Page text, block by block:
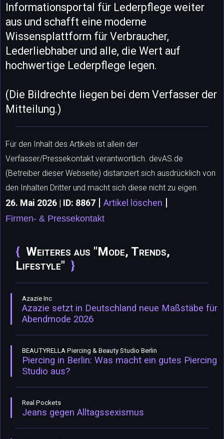
Informationsportal für Lederpflege weiter
aus und schafft eine moderne
Wissensplattform für Verbraucher,
Lederliebhaber und alle, die Wert auf
hochwertige Lederpflege legen.
(Die Bildrechte liegen bei dem Verfasser der
Mitteilung.)
Für den Inhalt des Artikels ist allein der
Verfasser/Pressekontakt verantwortlich. devAS.de
(Betreiber dieser Webseite) distanziert sich ausdrücklich von
den Inhalten Dritter und macht sich diese nicht zu eigen.
26. Mai 2026 | ID: 8867 | Artikel löschen |
Firmen- & Pressekontakt
Weiteres aus "Mode, Trends,
Lifestyle"
Azazie Inc
Azazie setzt in Deutschland neue Maßstäbe für
Abendmode 2026
BEAUTYRELLA Piercing & Beauty Studio Berlin
Piercing in Berlin: Was macht ein gutes Piercing
Studio aus?
Real Pockets
Jeans gegen Alltagssexismus